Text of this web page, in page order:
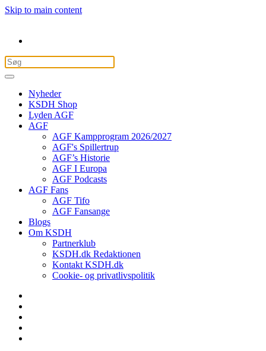
Skip to main content
Nyheder
KSDH Shop
Lyden AGF
AGF
AGF Kampprogram 2026/2027
AGF's Spillertrup
AGF’s Historie
AGF I Europa
AGF Podcasts
AGF Fans
AGF Tifo
AGF Fansange
Blogs
Om KSDH
Partnerklub
KSDH.dk Redaktionen
Kontakt KSDH.dk
Cookie- og privatlivspolitik